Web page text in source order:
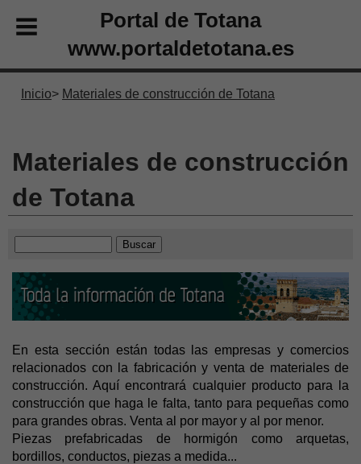
Portal de Totana
www.portaldetotana.es
Inicio Materiales de construcción de Totana
Materiales de construcción
de Totana
En esta sección están todas las empresas y comercios
relacionados con la fabricación y venta de materiales de
construcción. Aquí encontrará cualquier producto para la
construcción que haga le falta, tanto para pequeñas como
para grandes obras. Venta al por mayor y al por menor.
Piezas prefabricadas de hormigón como arquetas,
bordillos, conductos, piezas a medida...